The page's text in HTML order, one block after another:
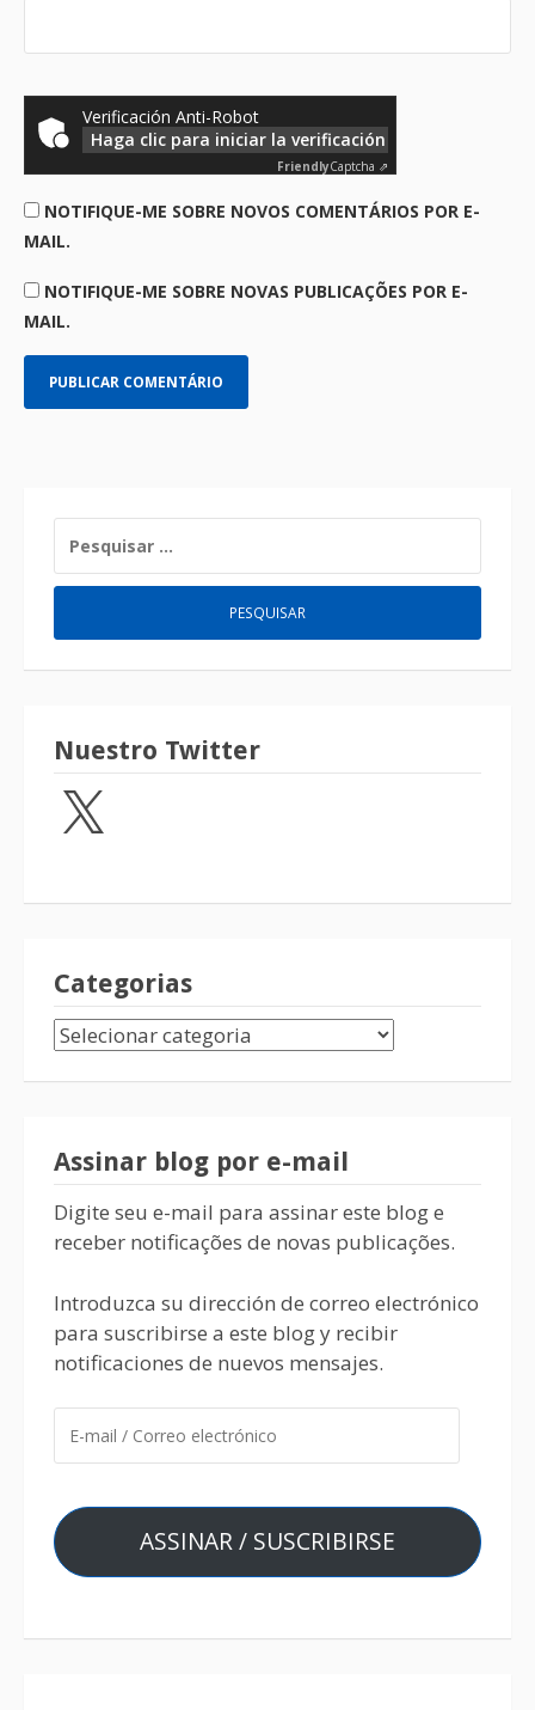
Verificación Anti-Robot
Haga clic para iniciar la verificación
FriendlyCaptcha ⇗
NOTIFIQUE-ME SOBRE NOVOS COMENTÁRIOS POR E-
MAIL.
NOTIFIQUE-ME SOBRE NOVAS PUBLICAÇÕES POR E-
MAIL.
Nuestro Twitter
Categorias
Assinar blog por e-mail
Digite seu e-mail para assinar este blog e
receber notificações de novas publicações.
Introduzca su dirección de correo electrónico
para suscribirse a este blog y recibir
notificaciones de nuevos mensajes.
ASSINAR / SUSCRIBIRSE